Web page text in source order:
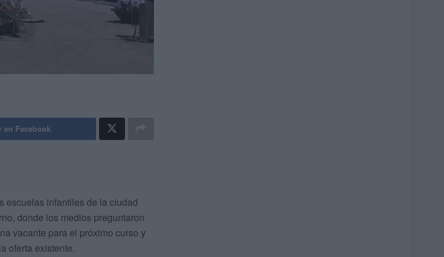
en Facebook
escuelas infantiles de la ciudad
donde los medios preguntaron
vacante para el próximo curso y
oferta existente.